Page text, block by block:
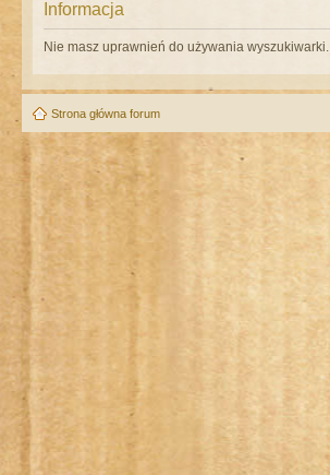
Informacja
Nie masz uprawnień do używania wyszukiwarki.
Strona główna forum